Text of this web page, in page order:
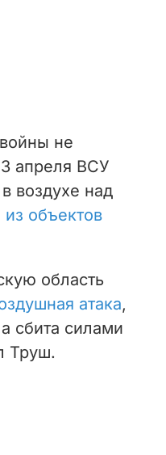
не
апреля ВСУ
воздухе над
объектов
область
атака,
сбита силами
Труш.